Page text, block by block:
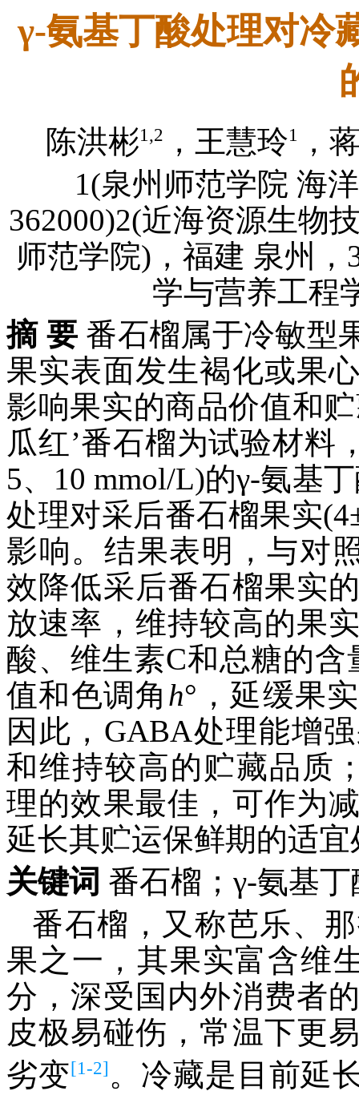
γ-氨基丁酸处理对冷
陈洪彬1,2 ，王慧玲1
，
1(泉州师范学院 海
362000)2(近海资源生物
师范学院)，福建 泉州
学与营养工程
摘 要 番石榴属于冷敏型
果实表面发生褐化或果
影响果实的商品价值和
瓜红’番石榴为试验材料
5、10 mmol/L)的γ-氨基
处理对采后番石榴果实
影响。结果表明，与对
效降低采后番石榴果实
放速率，维持较高的果
酸、维生素C和总糖的
值和色调角 h°，延缓果
因此，GABA处理能增
和维持较高的贮藏品质
理的效果最佳，可作为
延长其贮运保鲜期的适
关键词 番石榴；γ-氨基
番石榴，又称芭乐、
果之一，其果实富含维
分，深受国内外消费者
皮极易碰伤，常温下更
劣变[1-2] 。冷藏是目前延